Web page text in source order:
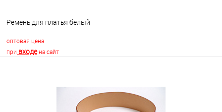
Ремень для платья белый
оптовая цена
при входена сайт
В наличии